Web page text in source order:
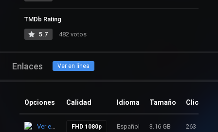
TMDb Rating
5.7 482 votos
Enlaces Ver en línea
Opciones Calidad Idioma Tamaño Clicks
Ver en línea FHD 1080p Español 3.16 GB 263